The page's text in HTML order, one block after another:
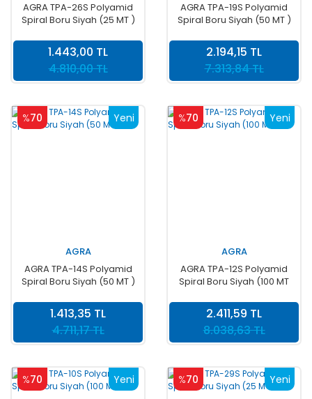
AGRA TPA-26S Polyamid
Spiral Boru Siyah (25 MT )
4.810,00 TL
1.443,00 TL
AGRA TPA-19S Polyamid
Spiral Boru Siyah (50 MT )
7.313,84 TL
2.194,15 TL
Yeni
%70
AGRA
AGRA TPA-14S Polyamid
Spiral Boru Siyah (50 MT )
4.711,17 TL
1.413,35 TL
Yeni
%70
AGRA
AGRA TPA-12S Polyamid
Spiral Boru Siyah (100 MT
8.038,63 TL
2.411,59 TL
Yeni
%70 Yeni
%70